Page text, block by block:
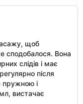
щоб
сподобалося. Вона
слідів і має
після
пружною і
вистачає